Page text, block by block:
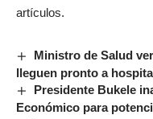
artículos.
Ministro de Salud
lleguen pronto a
Presidente Bukele
Económico para